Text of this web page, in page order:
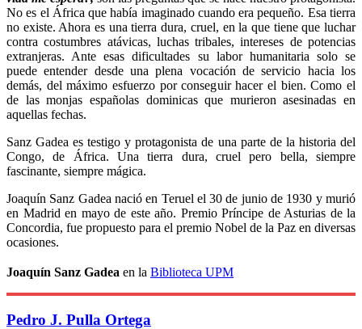
No es el África que había imaginado cuando era pequeño. Esa tierra
no existe. Ahora es una tierra dura, cruel, en la que tiene que luchar
contra costumbres atávicas, luchas tribales, intereses de potencias
extranjeras. Ante esas dificultades su labor humanitaria solo se
puede entender desde una plena vocación de servicio hacia los
demás, del máximo esfuerzo por conseguir hacer el bien. Como el
de las monjas españolas dominicas que murieron asesinadas en
aquellas fechas.
Sanz Gadea es testigo y protagonista de una parte de la historia del
Congo, de África. Una tierra dura, cruel pero bella, siempre
fascinante, siempre mágica.
Joaquín Sanz Gadea nació en Teruel el 30 de junio de 1930 y murió
en Madrid en mayo de este año. Premio Príncipe de Asturias de la
Concordia, fue propuesto para el premio Nobel de la Paz en diversas
ocasiones.
Joaquín Sanz Gadea en la Biblioteca UPM
Pedro J. Pulla Ortega